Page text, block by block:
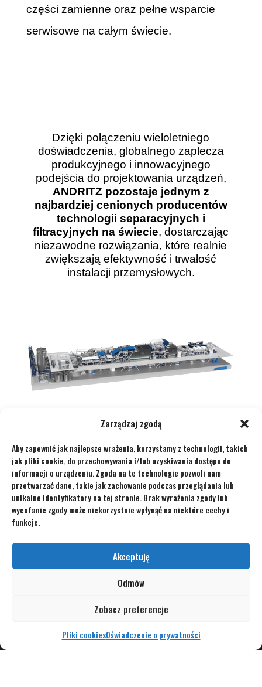
Zarządzaj zgodą
Aby zapewnić jak najlepsze wrażenia, korzystamy z technologii, takich
jak pliki cookie, do przechowywania i/lub uzyskiwania dostępu do
informacji o urządzeniu. Zgoda na te technologie pozwoli nam
przetwarzać dane, takie jak zachowanie podczas przeglądania lub
unikalne identyfikatory na tej stronie. Brak wyrażenia zgody lub
wycofanie zgody może niekorzystnie wpłynąć na niektóre cechy i
funkcje.
Akceptuję
Odmów
Zobacz preferencje
Pliki cookiesOświadczenie o prywatności
części zamienne oraz pełne wsparcie
serwisowe na całym świecie.
Dzięki połączeniu wieloletniego
doświadczenia, globalnego zaplecza
produkcyjnego i innowacyjnego
podejścia do projektowania urządzeń,
ANDRITZ pozostaje jednym z
najbardziej cenionych producentów
technologii separacyjnych i
filtracyjnych na świecie, dostarczając
niezawodne rozwiązania, które realnie
zwiększają efektywność i trwałość
instalacji przemysłowych.
ANDRITZ GROUP
ul. Bystrzańska 49
43-309 Bielsko-Biała
+48 33 822 33 25
info@pro-industry.pl
LinkedIn
Polityka prywatności
Pilki cookies
Ogólne warunki sprzedaży